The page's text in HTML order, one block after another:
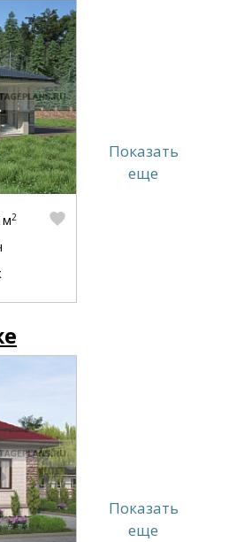
м2
Показать
еще
Показать
еще